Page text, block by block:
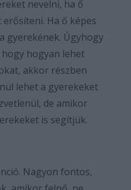
nevelni, ha ő
Ha ő képes
gyerekének. Úgyhogy
hogyan lehet
akkor részben
lehet a gyerekeket
de amikor
is segítjük.
Nagyon fontos,